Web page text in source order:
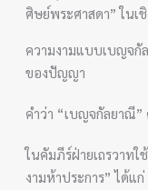
ศิษย์พระศาสดา” ใน
ความงามแบบเบญจ
ของปัญญา
คำว่า “เบญจกัลยาณี”
ในคัมภีร์ฝ่ายเถรวาทใ
งามห้าประการ” ได้แ